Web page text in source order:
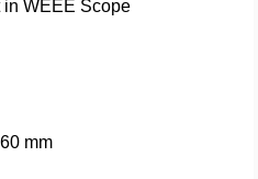
in WEEE Scope
mm